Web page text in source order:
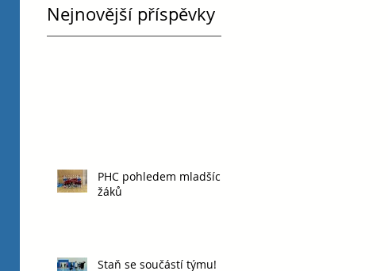
Nejnovější příspěvky
PHC pohledem mladších
žáků
Staň se součástí týmu!